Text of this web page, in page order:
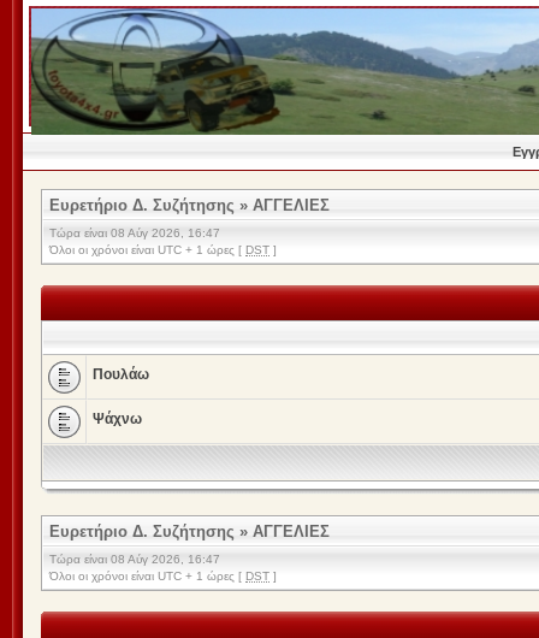
Ευρετήριο Δ. Συζήτησης » ΑΓΓΕΛΙΕΣ
Τώρα είναι 08 Αύγ 2026, 16:47
Όλοι οι χρόνοι είναι UTC + 1 ώρες [ DST ]
Πουλάω
Ψάχνω
Ευρετήριο Δ. Συζήτησης » ΑΓΓΕΛΙΕΣ
Τώρα είναι 08 Αύγ 2026, 16:47
Όλοι οι χρόνοι είναι UTC + 1 ώρες [ DST ]